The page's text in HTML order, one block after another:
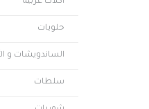
حلويات
الساندويشات و
سلطات